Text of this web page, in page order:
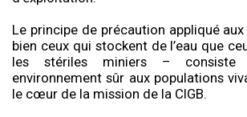
Le principe de précaution appliqué
bien ceux qui stockent de l’eau que
les stériles miniers –
environnement sûr aux populations
le cœur de la mission de la CIGB.